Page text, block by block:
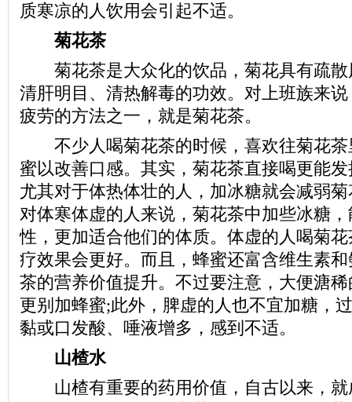
质寒凉的人饮用会引起不适。
菊花茶
菊花茶是大众化的饮品，菊花具有疏散
清肝明目、清热解毒的功效。对上班族来
疲劳的方法之一，就是菊花茶。
不少人喝菊花茶的时候，喜欢往菊花茶
蜜以改善口感。其实，菊花茶直接喝更能
尤其对于体热体壮的人，加冰糖就会减弱
对体寒体虚的人来说，菊花茶中加些冰糖
性，更加适合他们的体质。体虚的人喝菊
疗效果会更好。而且，蜂蜜还富含维生素
茶的营养价值提升。不过要注意，大便溏
更别加蜂蜜;此外，脾虚的人也不宜加糖，
黏或口发酸、唾液增多，感到不适。
山楂水
山楂有重要的药用价值，自古以来，就